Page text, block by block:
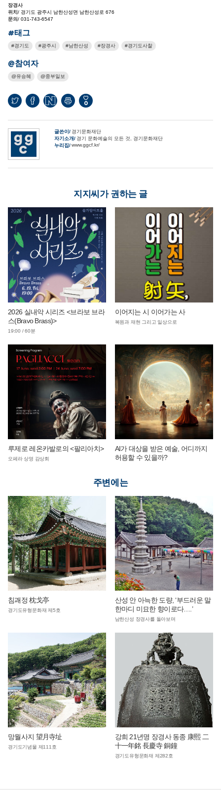
장경사
위치 / 경기도 광주시 남한산성면 남한산성로 676
문의/ 031-743-6547
#태그
경기도 광주시 남한산성 장경사 경기도사찰
@참여자
유승혜 중부일보
0
글쓴이
경기문화재단
자기소개
경기 문화예술의 모든 것, 경기문화재단
누리집 www.ggcf.kr/
지지씨가 권하는 글
2026 실내악 시리즈 <브라보 브라
스(Bravo Brass)>
19:00 / 60분
이어지는 시 이어가는 사
복원과 재현 그리고 일상으로
루제로 레온카발로의 <팔리아치>
오페라 상영 감상회
AI가 대상을 받은 예술, 어디까지
허용할 수 있을까?
주변에는
침괘정 枕戈亭
경기도유형문화재 제5호
산성 안 아늑한 도량, ‘부드러운 말
한마디 미묘한 향이로다….’
남한산성 장경사를 돌아보며
망월사지 望月寺址
경기도기념물 제111호
강희 21년명 장경사 동종 康熙 二
十一年銘 長慶寺 銅鐘
경기도유형문화재 제282호